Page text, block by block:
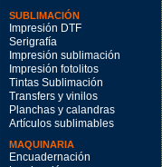
SUBLIMACIÓN
Impresión DTF
Serigrafía
Impresión sublimación
Impresión fotolitos
Tintas Sublimación
Transfers y vinilos
Planchas y calandras
Artículos sublimables
MAQUINARIA
Encuadernación